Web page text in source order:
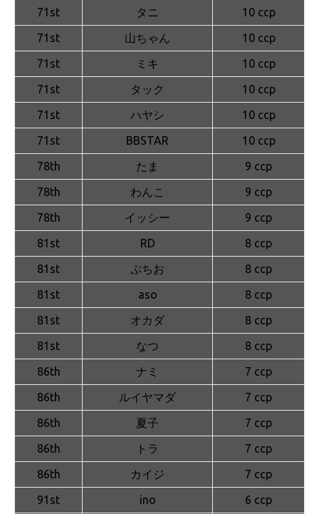
71st タニ
10 ccp
71st
山ちゃん
10 ccp
71st
ミキ
10 ccp
71st
タック
10 ccp
71st
ハヤシ
10 ccp
71st
BBSTAR
10 ccp
78th
たま
9 ccp
78th
わんこ
9 ccp
78th
イッシー
9 ccp
81st
RD
8 ccp
81st
ぷちお
8 ccp
81st
aso
8 ccp
81st
オカダ
8 ccp
81st
なつ
8 ccp
86th
ナミ
7 ccp
86th
ルイヤマダ
7 ccp
86th
夏子
7 ccp
86th
トラ
7 ccp
86th
カイジ
7 ccp
91st
ino
6 ccp